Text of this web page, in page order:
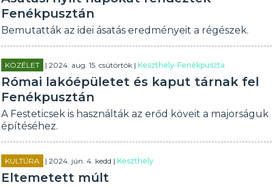
Fenékpusztán
Bemutatták az idei ásatás eredményeit a régészek.
KÖZÉLET | 2024. aug. 15. csütörtök |Keszthely-Fenékpuszta
Római lakóépületet és kaput tárnak fel
Fenékpusztán
A Festeticsek is használták az erőd köveit a majorságuk
építéséhez.
KULTÚRA | 2024. jún. 4. kedd |Keszthely
Eltemetett múlt